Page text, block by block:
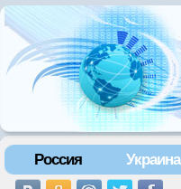
Россия Украина